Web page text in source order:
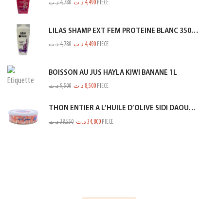
4,780د.ت 4,490 د.ت PIECE
LILAS SHAMP EXT FEM PROTEINE BLANC 350ML
4,780د.ت 4,490 د.ت PIECE
BOISSON AU JUS HAYLA KIWI BANANE 1L
9,500د.ت 8,500 د.ت PIECE
THON ENTIER A L’HUILE D’OLIVE SIDI DAOUD 950G
38,550د.ت 34,800 د.ت PIECE